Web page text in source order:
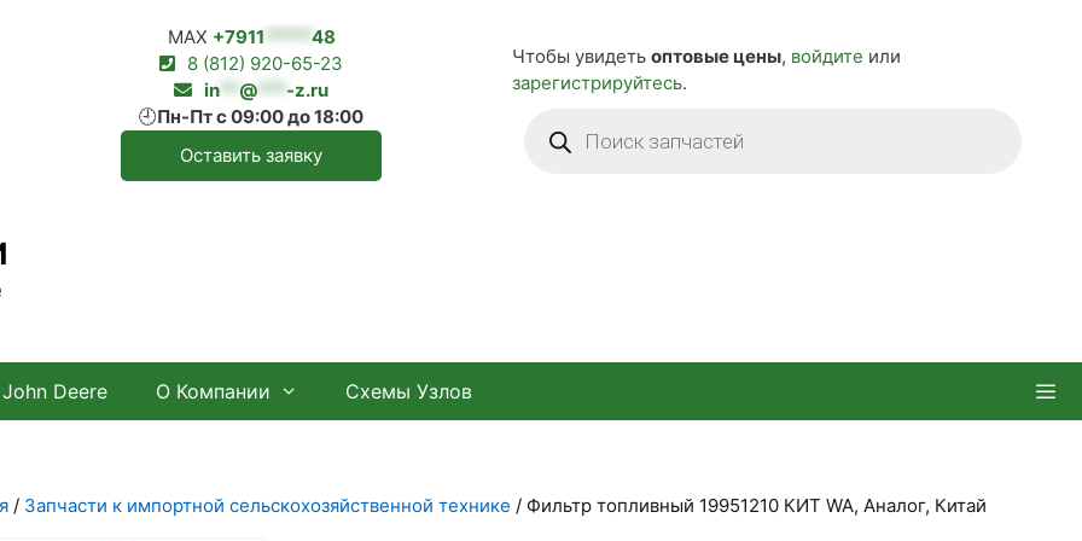
MAX +7911 *****48
8 (812) 920-65-23
in ** @ *** -z.ru
🕘Пн-Пт с 09:00 до 18:00
Оставить заявку
Чтобы увидеть оптовые цены, войдите или
зарегистрируйтесь.
товаров
John Deere О Компании Схемы Узлов
/ Запчасти к импортной сельскохозяйственной технике / Фильтр топливный 19951210 КИТ WA, Аналог, Китай